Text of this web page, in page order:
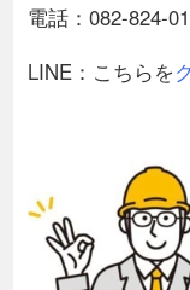
電話：082-824-
LINE：こちらを